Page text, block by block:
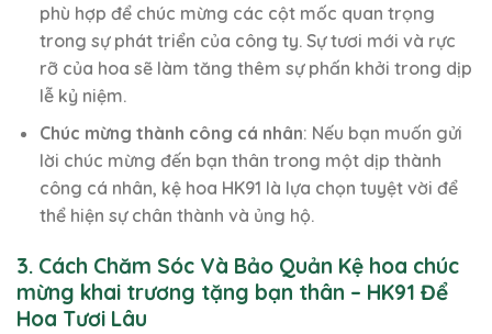
phù hợp để chúc mừng các cột mốc quan trọng
trong sự phát triển của công ty. Sự tươi mới và rực
rỡ của hoa sẽ làm tăng thêm sự phấn khởi trong dịp
lễ kỷ niệm.
Chúc mừng thành công cá nhân: Nếu bạn muốn gửi
lời chúc mừng đến bạn thân trong một dịp thành
công cá nhân, kệ hoa HK91 là lựa chọn tuyệt vời để
thể hiện sự chân thành và ủng hộ.
3. Cách Chăm Sóc Và Bảo Quản Kệ hoa chúc
mừng khai trương tặng bạn thân – HK91 Để
Hoa Tươi Lâu